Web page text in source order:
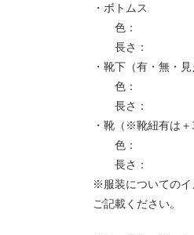
・ボトムス
色：
長さ：
・靴下（有・無・
色：
長さ：
・靴（※靴紐有は＋
色：
長さ：
※服装についてのイ
ご記載ください。